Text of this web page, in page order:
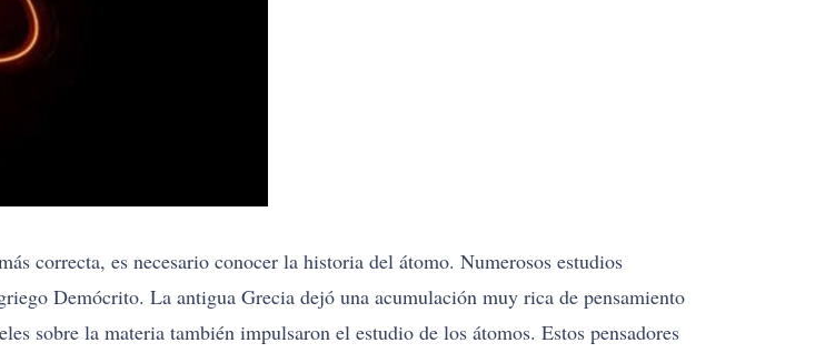
correcta, es necesario conocer la historia del átomo. Numerosos estudios
Demócrito. La antigua Grecia dejó una acumulación muy rica de pensamiento
sobre la materia también impulsaron el estudio de los átomos. Estos pensadores